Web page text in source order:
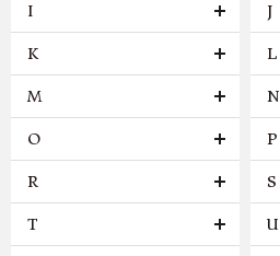
I J
K L
M N
O P
R S
T U